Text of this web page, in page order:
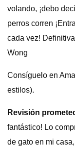
volando, ¡debo
perros corren
cada vez!
Wong
Consíguelo en
estilos).
Revisión
fantástico! Lo
de gato en mi